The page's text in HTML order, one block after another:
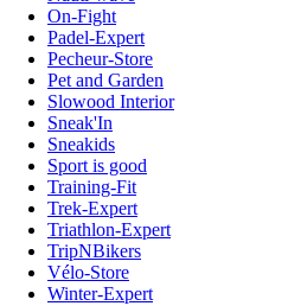
On-Fight
Padel-Expert
Pecheur-Store
Pet and Garden
Slowood Interior
Sneak'In
Sneakids
Sport is good
Training-Fit
Trek-Expert
Triathlon-Expert
TripNBikers
Vélo-Store
Winter-Expert